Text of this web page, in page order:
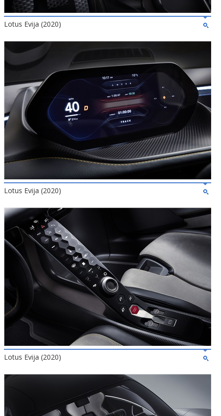
Lotus Evija (2020)
Lotus Evija (2020)
Lotus Evija (2020)